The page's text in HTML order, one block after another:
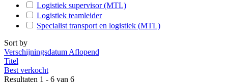
Logistiek supervisor (MTL)
Logistiek teamleider
Specialist transport en logistiek (MTL)
Sort by
Verschijningsdatum Aflopend
Titel
Best verkocht
Resultaten 1 - 6 van 6